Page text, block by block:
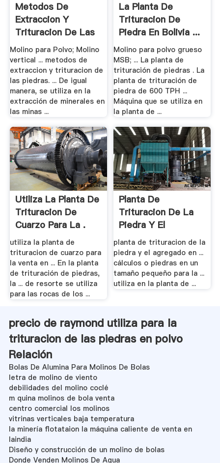
Metodos De
Extraccion Y
Trituracion De Las
Piedras ...
Molino para Polvo; Molino
vertical ... metodos de
extraccion y trituracion de
las piedras. ... De igual
manera, se utiliza en la
extracción de minerales en
las minas ...
La Planta De
Trituracion De
Piedra En Bolivia ...
Molino para polvo grueso
MSB; ... La planta de
trituración de piedras . La
planta de trituración de
piedra de 600 TPH ...
Máquina que se utiliza en
la planta de ...
Utiliza La Planta De
Trituracion De
Cuarzo Para La .
utiliza la planta de
trituracion de cuarzo para
la venta en ... En la planta
de trituración de piedras,
la ... de resorte se utiliza
para las rocas de los ...
Planta De
Trituracion De La
Piedra Y El
Agregado .
planta de trituracion de la
piedra y el agregado en ...
cálculos o piedras en un
tamaño pequeño para la ...
utiliza en la planta de ...
precio de raymond utiliza para la
trituracion de las piedras en polvo
Relación
Bolas De Alumina Para Molinos De Bolas
letra de molino de viento
debilidades del molino coclé
m quina molinos de bola venta
centro comercial los molinos
vitrinas verticales baja temperatura
la minería flotataion la máquina caliente de venta en
laindia
Diseño y construcción de un molino de bolas
Donde Venden Molinos De Agua